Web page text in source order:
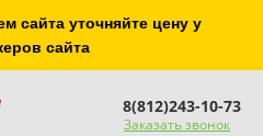
сайта уточняйте цену у
сайта
8(812)243-10-73
Заказать звонок